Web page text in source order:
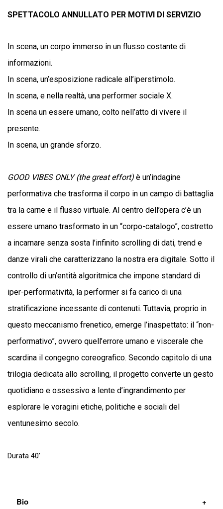
SPETTACOLO ANNULLATO PER MOTIVI DI SERVIZIO
In scena, un corpo immerso in un flusso costante di
informazioni.
In scena, un’esposizione radicale all’iperstimolo.
In scena, e nella realtà, una performer sociale X.
In scena un essere umano, colto nell’atto di vivere il
presente.
In scena, un grande sforzo.
GOOD VIBES ONLY (the great effort) è un’indagine
performativa che trasforma il corpo in un campo di battaglia
tra la carne e il flusso virtuale. Al centro dell’opera c’è un
essere umano trasformato in un “corpo-catalogo”, costretto
a incarnare senza sosta l’infinito scrolling di dati, trend e
danze virali che caratterizzano la nostra era digitale. Sotto il
controllo di un’entità algoritmica che impone standard di
iper-performatività, la performer si fa carico di una
stratificazione incessante di contenuti. Tuttavia, proprio in
questo meccanismo frenetico, emerge l’inaspettato: il “non-
performativo”, ovvero quell’errore umano e viscerale che
scardina il congegno coreografico. Secondo capitolo di una
trilogia dedicata allo scrolling, il progetto converte un gesto
quotidiano e ossessivo a lente d’ingrandimento per
esplorare le voragini etiche, politiche e sociali del
ventunesimo secolo.
Durata 40’
Bio